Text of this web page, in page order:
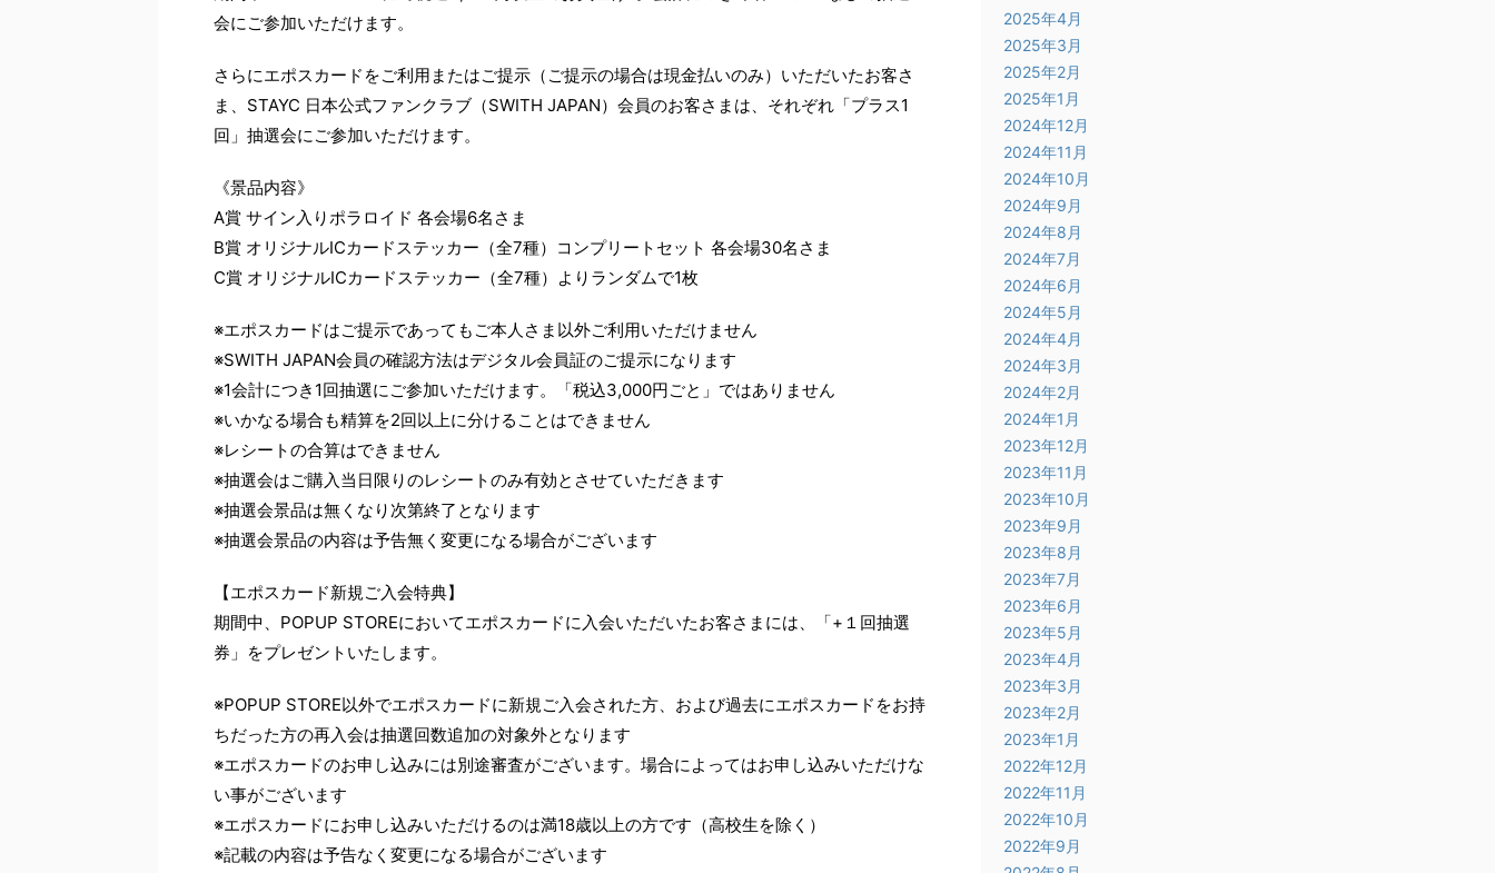
会にご参加いただけます。
さらにエポスカードをご利用またはご提示（ご提示の場合は現金払いのみ）いただいたお客さ
ま、STAYC 日本公式ファンクラブ（SWITH JAPAN）会員のお客さまは、それぞれ「プラス1
回」抽選会にご参加いただけます。
《景品内容》
A賞 サイン入りポラロイド 各会場6名さま
B賞 オリジナルICカードステッカー（全7種）コンプリートセット 各会場30名さま
C賞 オリジナルICカードステッカー（全7種）よりランダムで1枚
※エポスカードはご提示であってもご本人さま以外ご利用いただけません
※SWITH JAPAN会員の確認方法はデジタル会員証のご提示になります
※1会計につき1回抽選にご参加いただけます。「税込3,000円ごと」ではありません
※いかなる場合も精算を2回以上に分けることはできません
※レシートの合算はできません
※抽選会はご購入当日限りのレシートのみ有効とさせていただきます
※抽選会景品は無くなり次第終了となります
※抽選会景品の内容は予告無く変更になる場合がございます
【エポスカード新規ご入会特典】
期間中、POPUP STOREにおいてエポスカードに入会いただいたお客さまには、「+１回抽選
券」をプレゼントいたします。
※POPUP STORE以外でエポスカードに新規ご入会された方、および過去にエポスカードをお持
ちだった方の再入会は抽選回数追加の対象外となります
※エポスカードのお申し込みには別途審査がございます。場合によってはお申し込みいただけな
い事がございます
※エポスカードにお申し込みいただけるのは満18歳以上の方です（高校生を除く）
※記載の内容は予告なく変更になる場合がございます
2025年4月
2025年3月
2025年2月
2025年1月
2024年12月
2024年11月
2024年10月
2024年9月
2024年8月
2024年7月
2024年6月
2024年5月
2024年4月
2024年3月
2024年2月
2024年1月
2023年12月
2023年11月
2023年10月
2023年9月
2023年8月
2023年7月
2023年6月
2023年5月
2023年4月
2023年3月
2023年2月
2023年1月
2022年12月
2022年11月
2022年10月
2022年9月